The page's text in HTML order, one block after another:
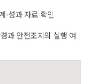
·성과 자료 확인
과 안전조치의 실행 여